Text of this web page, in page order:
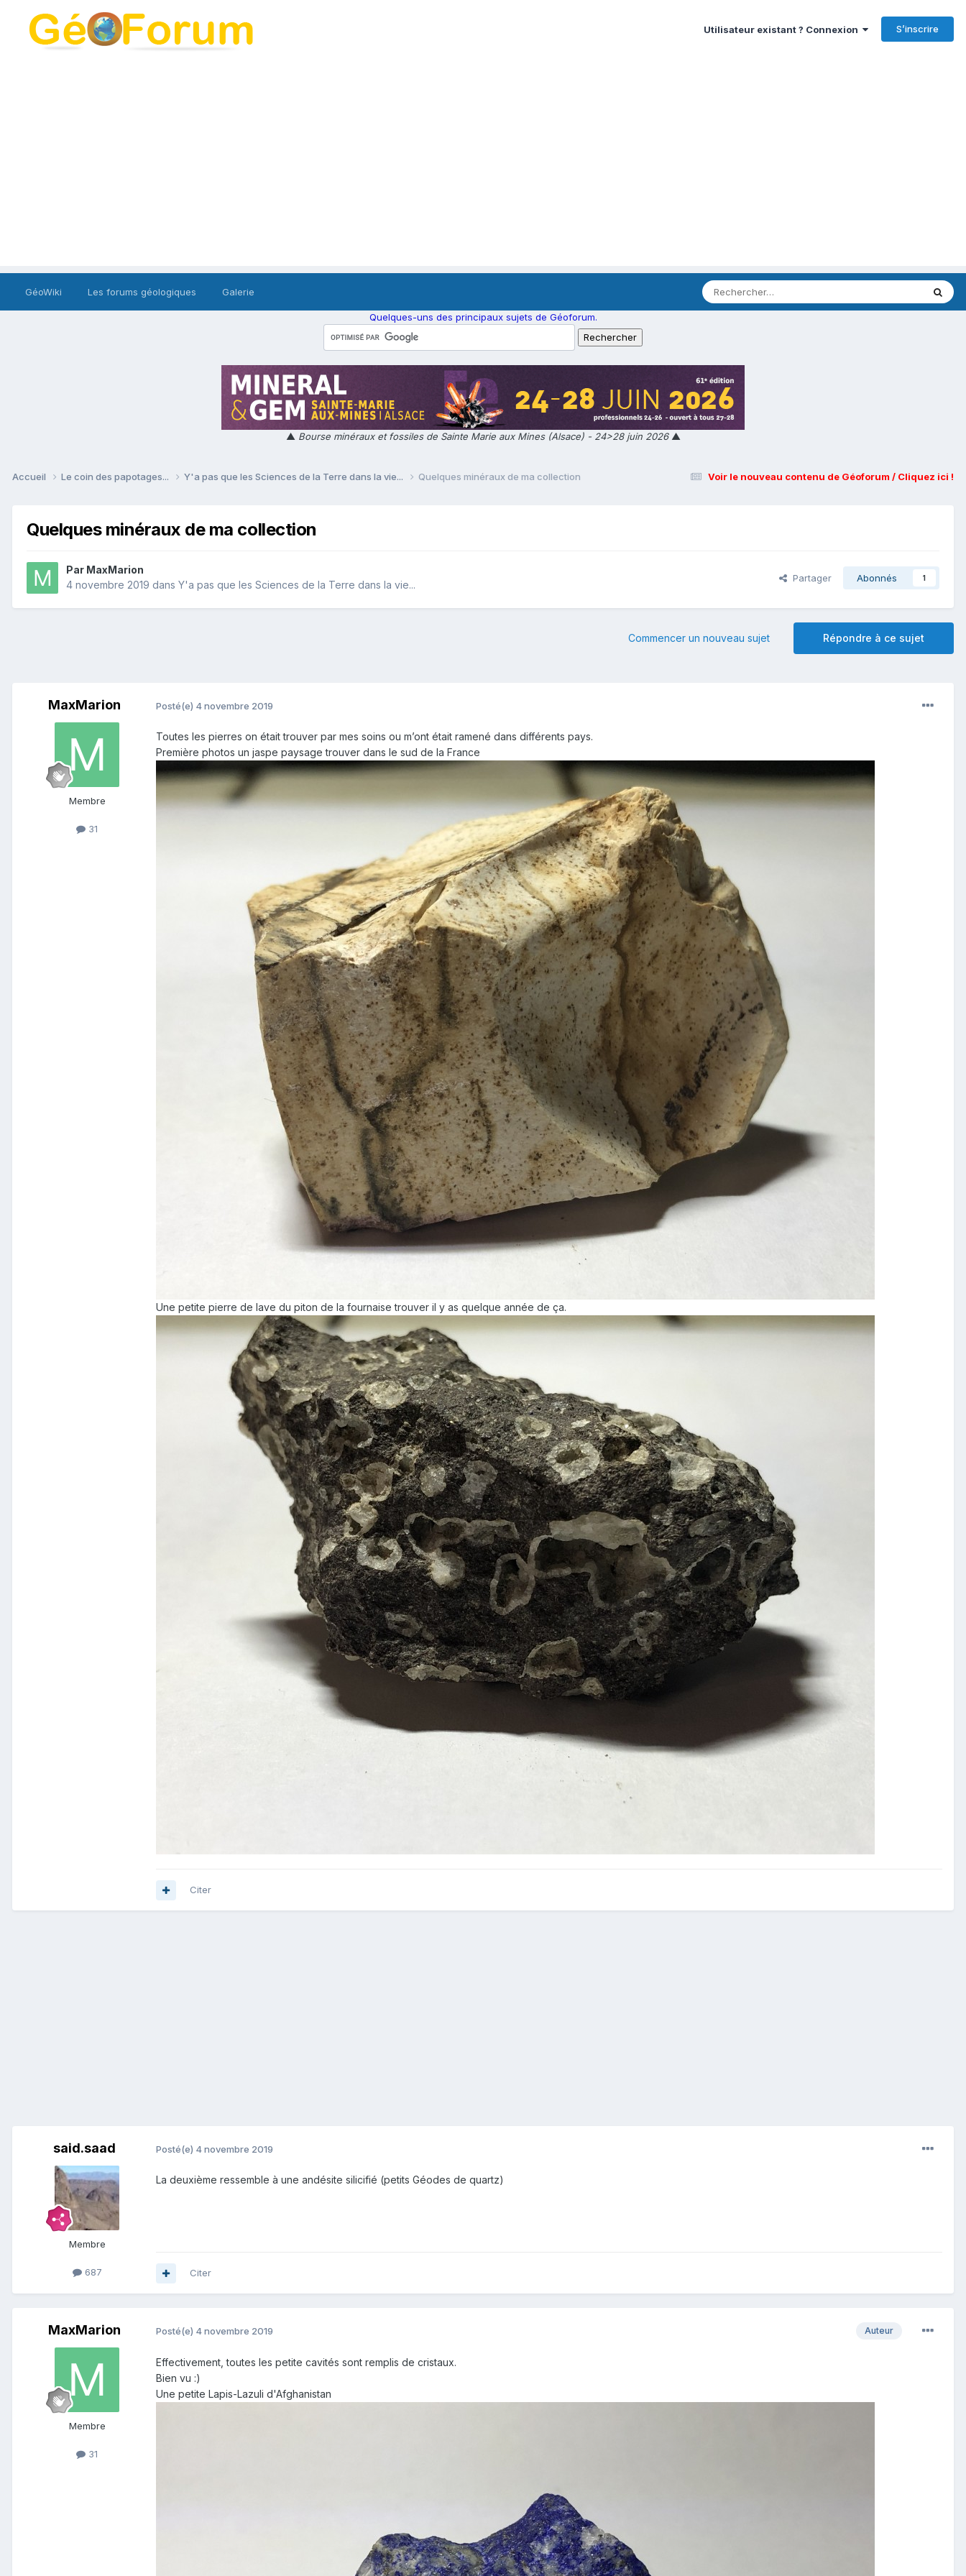
Utilisateur existant ? Connexion S’inscrire
GéoWiki Les forums géologiques Galerie
Quelques-uns des principaux sujets de Géoforum.
▲ Bourse minéraux et fossiles de Sainte Marie aux Mines (Alsace) - 24>28 juin 2026▲
Voir le nouveau contenu de Géoforum / Cliquez ici !
Accueil Le coin des papotages... Y'a pas que les Sciences de la Terre dans la vie... Quelques minéraux de ma collection
Quelques minéraux de ma collection
Par MaxMarion
4 novembre 2019 dans Y'a pas que les Sciences de la Terre dans la vie...
Partager Abonnés 1
Répondre à ce sujet
Commencer un nouveau sujet
MaxMarion
Membre
31
Posté(e) 4 novembre 2019
Toutes les pierres on était trouver par mes soins ou m’ont était ramené dans différents pays.
Première photos un jaspe paysage trouver dans le sud de la France
Une petite pierre de lave du piton de la fournaise trouver il y as quelque année de ça.
Citer
said.saad
Membre
687
Posté(e) 4 novembre 2019
La deuxième ressemble à une andésite silicifié (petits Géodes de quartz)
Citer
MaxMarion
Membre
31
Auteur
Posté(e) 4 novembre 2019
Effectivement, toutes les petite cavités sont remplis de cristaux.
Bien vu :)
Une petite Lapis-Lazuli d'Afghanistan